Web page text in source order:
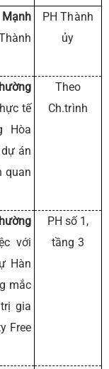
PH Thành
ủy
tế
Hòa
án
quan
Theo
Ch.trình
với
Hàn
mắc
gia
Free
PH số 1,
tầng 3